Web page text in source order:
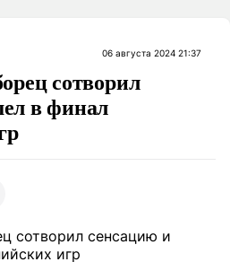
06 августа 2024 21:37
сотворил
в финал